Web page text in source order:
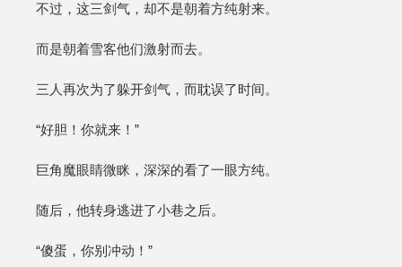
不过，这三剑气，却不是朝着方纯射来。
而是朝着雪客他们激射而去。
三人再次为了躲开剑气，而耽误了时间。
“好胆！你就来！”
巨角魔眼睛微眯，深深的看了一眼方纯。
随后，他转身逃进了小巷之后。
“傻蛋，你别冲动！”